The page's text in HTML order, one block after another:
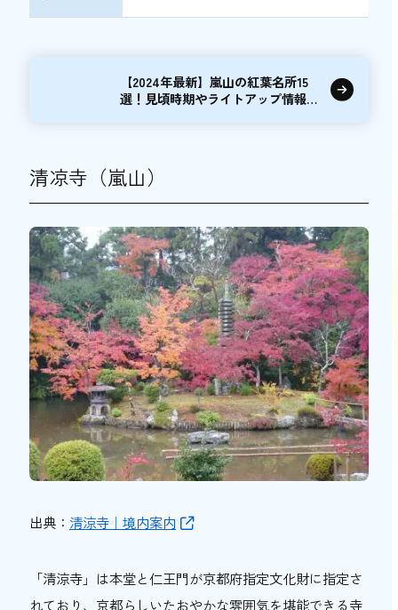
【2024年最新】嵐山の紅葉名所15
選！見頃時期やライトアップ情報も
清凉寺（嵐山）
出典： 清涼寺｜境内案内
「清涼寺」は本堂と仁王門が京都府指定文化財に指定さ
れており、京都らしいたおやかな雰囲気を堪能できる寺